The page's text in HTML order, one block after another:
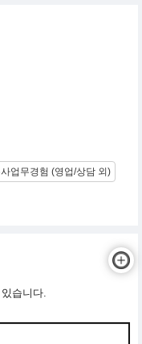
업무경험 (영업/상담 외)
습니다.